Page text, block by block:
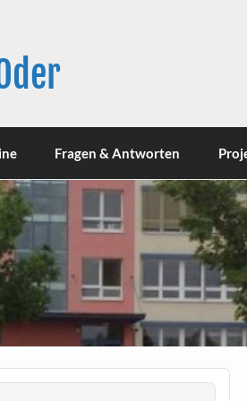
Fragen & Antworten